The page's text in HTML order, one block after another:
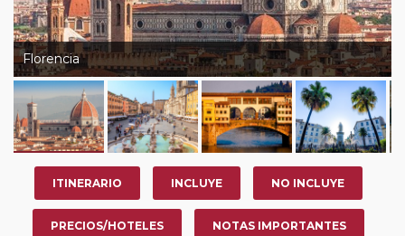
Florencia
ITINERARIO INCLUYE NO INCLUYE
PRECIOS/HOTELES NOTAS IMPORTANTES